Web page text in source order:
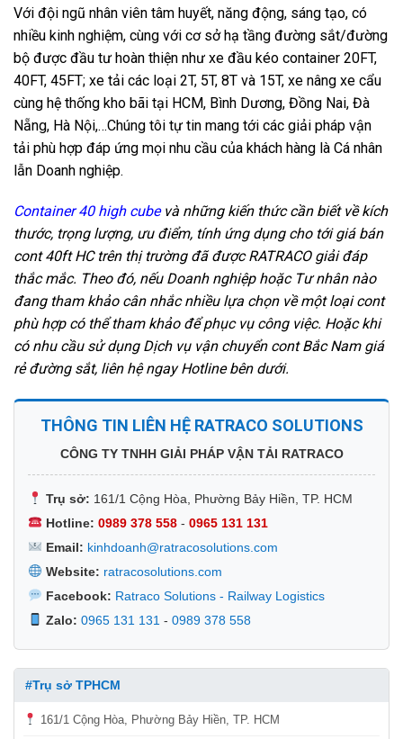
Với đội ngũ nhân viên tâm huyết, năng động, sáng tạo, có
nhiều kinh nghiệm, cùng với cơ sở hạ tầng đường sắt/đường
bộ được đầu tư hoàn thiện như xe đầu kéo container 20FT,
40FT, 45FT; xe tải các loại 2T, 5T, 8T và 15T, xe nâng xe cẩu
cùng hệ thống kho bãi tại HCM, Bình Dương, Đồng Nai, Đà
Nẵng, Hà Nội,…Chúng tôi tự tin mang tới các giải pháp vận
tải phù hợp đáp ứng mọi nhu cầu của khách hàng là Cá nhân
lẫn Doanh nghiệp.
Container 40 high cubevà những kiến thức cần biết về kích
thước, trọng lượng, ưu điểm, tính ứng dụng cho tới giá bán
cont 40ft HC trên thị trường đã được RATRACO giải đáp
thắc mắc. Theo đó, nếu Doanh nghiệp hoặc Tư nhân nào
đang tham khảo cân nhắc nhiều lựa chọn về một loại cont
phù hợp có thể tham khảo để phục vụ công việc. Hoặc khi
có nhu cầu sử dụng Dịch vụ vận chuyển cont Bắc Nam giá
rẻ đường sắt, liên hệ ngay Hotline bên dưới.
THÔNG TIN LIÊN HỆ RATRACO SOLUTIONS
CÔNG TY TNHH GIẢI PHÁP VẬN TẢI RATRACO
Trụ sở: 161/1 Cộng Hòa, Phường Bảy Hiền, TP. HCM
Hotline: 0989 378 558- 0965 131 131
Email: kinhdoanh@ratracosolutions.com
Website: ratracosolutions.com
Facebook: Ratraco Solutions - Railway Logistics
Zalo: 0965 131 131 - 0989 378 558
#Trụ sở TPHCM
161/1 Cộng Hòa, Phường Bảy Hiền, TP. HCM